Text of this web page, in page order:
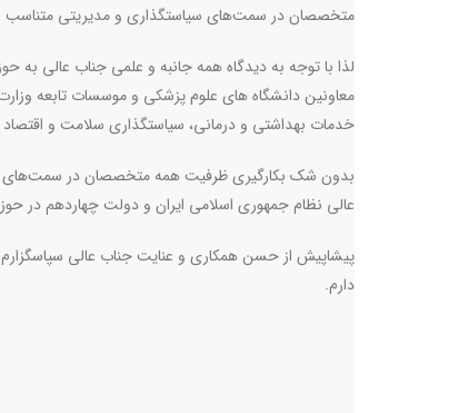
متخصصان در سمت‌های سیاستگذاری و مدیریتی متناسب
لذا با توجه به دیدگاه همه جانبه و علمی جناب عالی
معاونین دانشگاه های علوم پزشکی و موسسات تابعه
خدمات بهداشتی و درمانی، سیاستگذاری سلامت و
بدون شک بکارگیری ظرفیت همه متخصصان در سمت‌های
عالی نظام جمهوری اسلامی ایران و دولت چهاردهم در
پیشاپیش از حسن همکاری و عنایت جناب عالی
دارم.
دکتر احمد